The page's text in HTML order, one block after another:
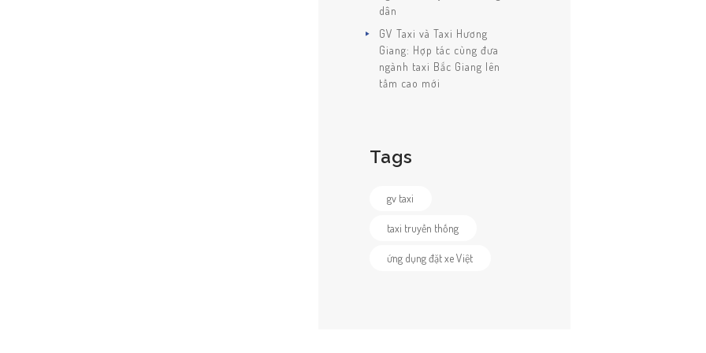
dân
GV Taxi và Taxi Hương
Giang: Hợp tác cùng đưa
ngành taxi Bắc Giang lên
tầm cao mới
Tags
gv taxi
taxi truyền thống
ứng dụng đặt xe Việt